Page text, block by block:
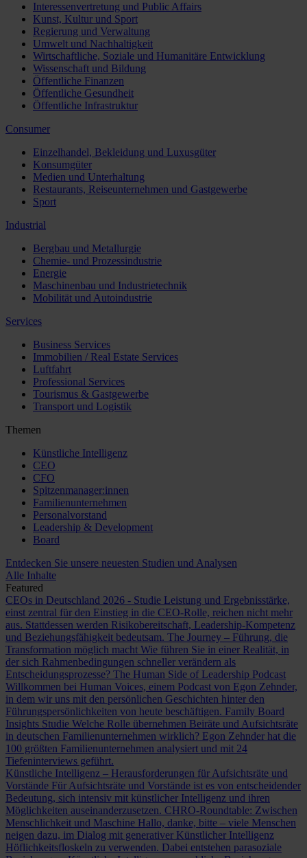
Interessenvertretung und Public Affairs
Kunst, Kultur und Sport
Regierung und Verwaltung
Umwelt und Nachhaltigkeit
Wirtschaftliche, Soziale und Humanitäre Entwicklung
Wissenschaft und Bildung
Öffentliche Finanzen
Öffentliche Gesundheit
Öffentliche Infrastruktur
Consumer
Einzelhandel, Bekleidung und Luxusgüter
Konsumgüter
Medien und Unterhaltung
Restaurants, Reiseunternehmen und Gastgewerbe
Sport
Industrial
Bergbau und Metallurgie
Chemie- und Prozessindustrie
Energie
Maschinenbau und Industrietechnik
Mobilität und Autoindustrie
Services
Business Services
Immobilien / Real Estate Services
Luftfahrt
Professional Services
Tourismus & Gastgewerbe
Transport und Logistik
Themen
Künstliche Intelligenz
CEO
CFO
Spitzenmanager:innen
Familienunternehmen
Personalvorstand
Leadership & Development
Board
Entdecken Sie unsere neuesten Studien und Analysen
Alle Inhalte
Featured
CEOs in Deutschland 2026 - Studie Leistung und Ergebnisstärke,
einst zentral für den Einstieg in die CEO-Rolle, reichen nicht mehr
aus. Stattdessen werden Risikobereitschaft, Leadership-Kompetenz
und Beziehungsfähigkeit bedeutsam. The Journey – Führung, die
Transformation möglich macht Wie führen Sie in einer Realität, in
der sich Rahmenbedingungen schneller verändern als
Entscheidungsprozesse? The Human Side of Leadership Podcast
Willkommen bei Human Voices, einem Podcast von Egon Zehnder,
in dem wir uns mit den persönlichen Geschichten hinter den
Führungspersönlichkeiten von heute beschäftigen. Family Board
Insights Studie Welche Rolle übernehmen Beiräte und Aufsichtsräte
in deutschen Familienunternehmen wirklich? Egon Zehnder hat die
100 größten Familienunternehmen analysiert und mit 24
Tiefeninterviews geführt.
Künstliche Intelligenz – Herausforderungen für Aufsichtsräte und
Vorstände Für Aufsichtsräte und Vorstände ist es von entscheidender
Bedeutung, sich intensiv mit künstlicher Intelligenz und ihren
Möglichkeiten auseinanderzusetzen. CHRO-Roundtable: Zwischen
Menschlichkeit und Maschine Hallo, danke, bitte – viele Menschen
neigen dazu, im Dialog mit generativer Künstlicher Intelligenz
Höflichkeitsfloskeln zu verwenden. Dabei entstehen parasoziale